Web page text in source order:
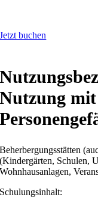
Jetzt buchen
Nutzung
Beherbergungsstätten
(Kindergärten, Schulen,
Wohnhausanlagen,
Schulungsinhalt: